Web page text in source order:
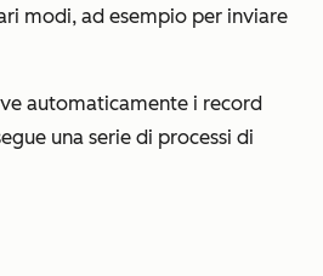
modi, ad esempio per inviare
automaticamente i record
una serie di processi di